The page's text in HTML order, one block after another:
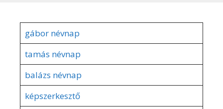
gábor névnap
tamás névnap
balázs névnap
képszerkesztő